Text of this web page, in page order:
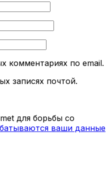
комментариях по email.
записях почтой.
для борьбы со
ваши данные